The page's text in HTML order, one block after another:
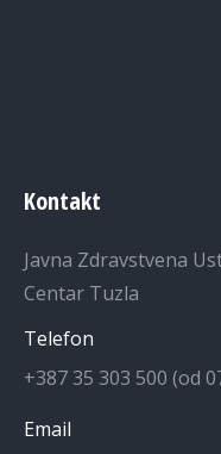
Kontakt
Javna Zdravstvena
Centar Tuzla
Telefon
+387 35 303 500 (od
Email